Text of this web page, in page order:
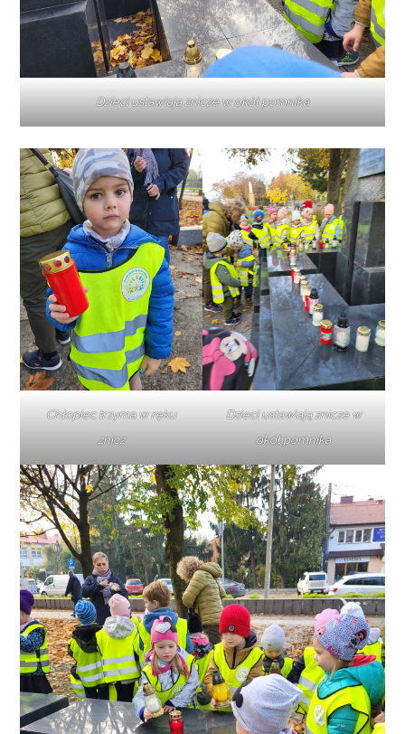
Dzieci ustawiają znicze w okół pomnika
Chłopiec trzyma w ręku
znicz
Dzieci ustawiają znicze w
okół pomnika